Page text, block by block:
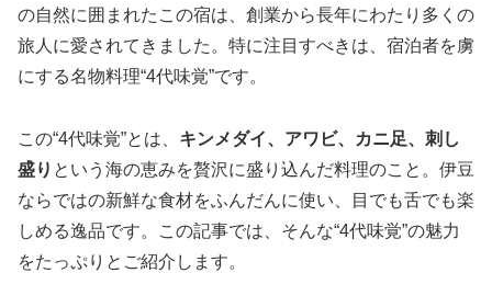
の自然に囲まれたこの宿は、創業から長年にわたり多くの
旅人に愛されてきました。特に注目すべきは、宿泊者を虜
にする名物料理“4代味覚”です。
この“4代味覚”とは、 キンメダイ、アワビ、カニ足、刺し
盛り という海の恵みを贅沢に盛り込んだ料理のこと。伊豆
ならではの新鮮な食材をふんだんに使い、目でも舌でも楽
しめる逸品です。この記事では、そんな“4代味覚”の魅力
をたっぷりとご紹介します。